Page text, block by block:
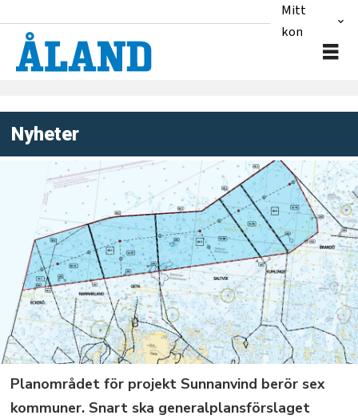
Mitt
konto
Nyheter
Planområdet för projekt Sunnanvind berör sex
kommuner. Snart ska generalplansförslaget